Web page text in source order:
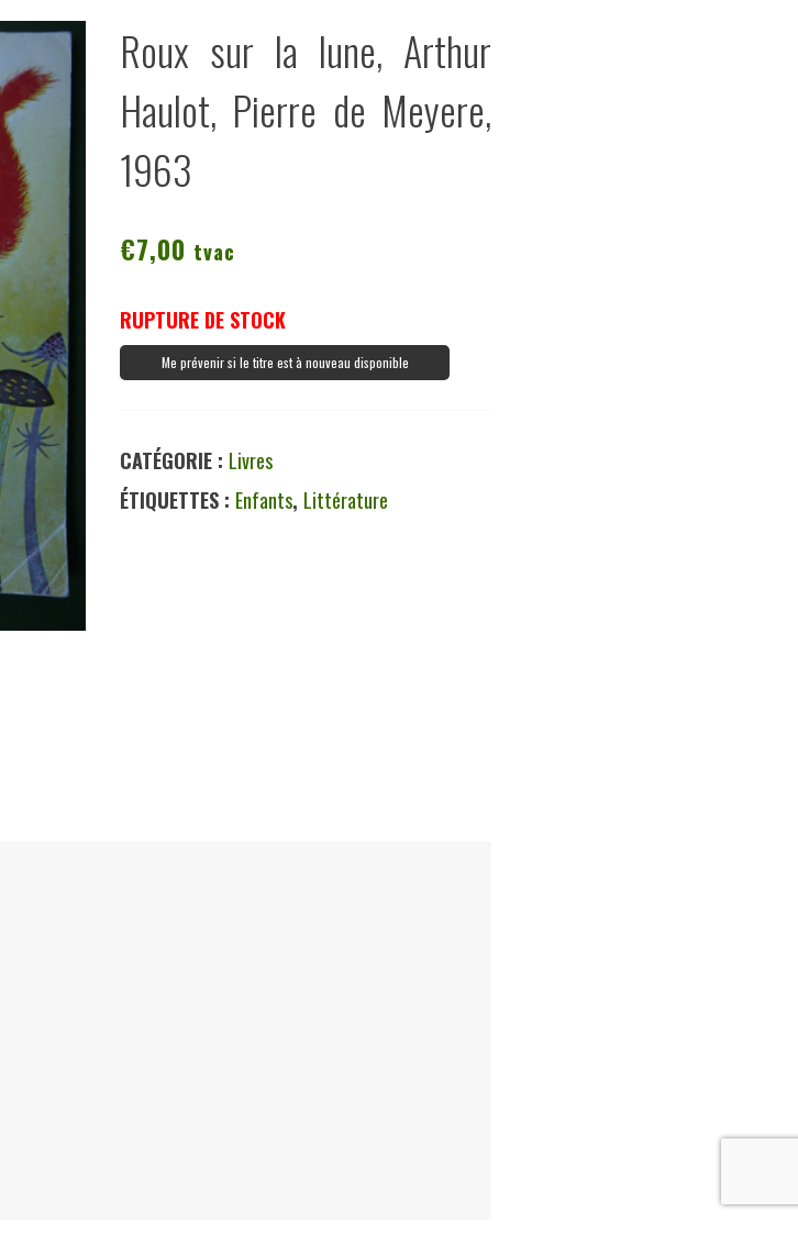
Roux sur la lune, Arthur
Haulot, Pierre de Meyere,
1963
€7,00 tvac
RUPTURE DE STOCK
Me prévenir si le titre est à nouveau disponible
CATÉGORIE : Livres
ÉTIQUETTES : Enfants, Littérature